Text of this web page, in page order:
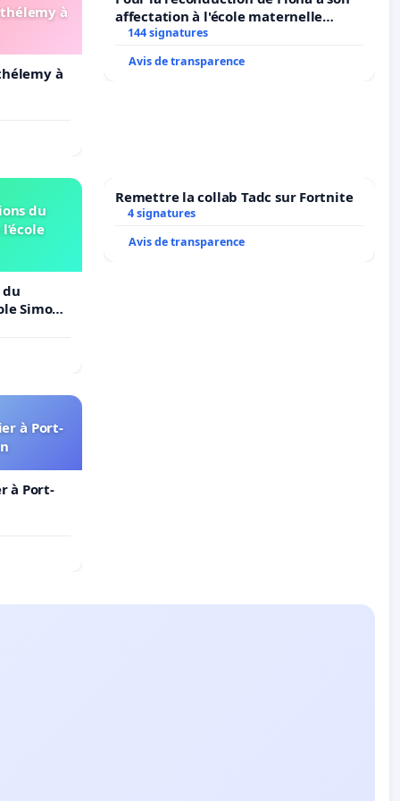
à
à
affectation à l'école maternelle
LAMARTINE auprès de Léo N. en
144 signatures
Avis de transparence
du
du
Simone
Remettre la collab Tadc sur Fortnite
4 signatures
Avis de transparence
à Port-
à Port-